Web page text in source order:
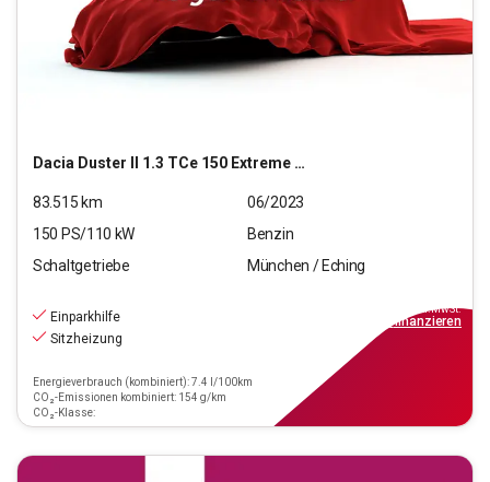
Dacia Duster II 1.3 TCe 150 Extreme 4x4
83.515 km
06/2023
150 PS/110 kW
Benzin
Schaltgetriebe
München / Eching
Einparkhilfe
Sitzheizung
Energieverbrauch (kombiniert): 7.4 l/100km
CO₂-Emissionen kombiniert: 154 g/km
CO₂-Klasse:
inkl.MwSt.
finanzieren